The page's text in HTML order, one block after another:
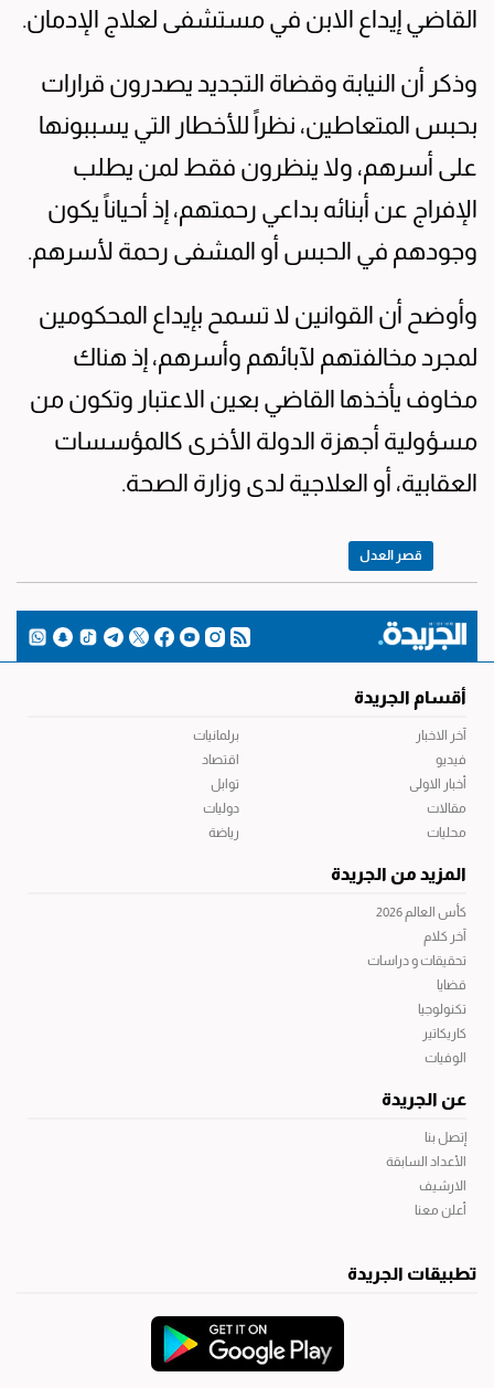
القاضي إيداع الابن في مستشفى لعلاج الإدمان.
وذكر أن النيابة وقضاة التجديد يصدرون قرارات
بحبس المتعاطين، نظراً للأخطار التي يسببونها
على أسرهم، ولا ينظرون فقط لمن يطلب
الإفراج عن أبنائه بداعي رحمتهم، إذ أحياناً يكون
وجودهم في الحبس أو المشفى رحمة لأسرهم.
وأوضح أن القوانين لا تسمح بإيداع المحكومين
لمجرد مخالفتهم لآبائهم وأسرهم، إذ هناك
مخاوف يأخذها القاضي بعين الاعتبار وتكون من
مسؤولية أجهزة الدولة الأخرى كالمؤسسات
العقابية، أو العلاجية لدى وزارة الصحة.
قصر العدل
أقسام الجريدة
آخر الاخبار
فيديو
أخبار الاولى
مقالات
محليات
برلمانيات
اقتصاد
توابل
دوليات
رياضة
المزيد من الجريدة
كأس العالم 2026
آخر كلام
تحقيقات و دراسات
قضايا
تكنولوجيا
كاريكاتير
الوفيات
عن الجريدة
إتصل بنا
الأعداد السابقة
الارشيف
أعلن معنا
تطبيقات الجريدة